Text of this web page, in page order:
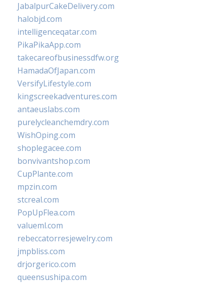
JabalpurCakeDelivery.com
halobjd.com
intelligenceqatar.com
PikaPikaApp.com
takecareofbusinessdfw.org
HamadaOfJapan.com
VersifyLifestyle.com
kingscreekadventures.com
antaeuslabs.com
purelycleanchemdry.com
WishOping.com
shoplegacee.com
bonvivantshop.com
CupPlante.com
mpzin.com
stcreal.com
PopUpFlea.com
valueml.com
rebeccatorresjewelry.com
jmpbliss.com
drjorgerico.com
queensushipa.com